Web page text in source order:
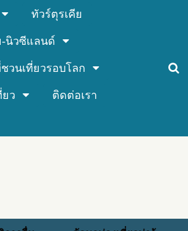
ทัวร์ตุรเคีย
-นิวซีแลนด์
วนเที่ยวรอบโลก
ยว ติดต่อเรา